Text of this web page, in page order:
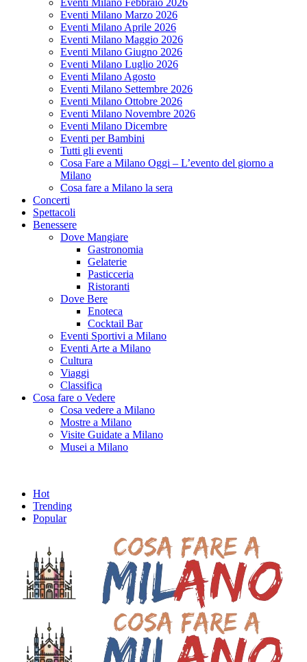
Eventi Milano Febbraio 2026
Eventi Milano Marzo 2026
Eventi Milano Aprile 2026
Eventi Milano Maggio 2026
Eventi Milano Giugno 2026
Eventi Milano Luglio 2026
Eventi Milano Agosto
Eventi Milano Settembre 2026
Eventi Milano Ottobre 2026
Eventi Milano Novembre 2026
Eventi Milano Dicembre
Eventi per Bambini
Tutti gli eventi
Cosa Fare a Milano Oggi – L’evento del giorno a
Milano
Cosa fare a Milano la sera
Concerti
Spettacoli
Benessere
Dove Mangiare
Gastronomia
Gelaterie
Pasticceria
Ristoranti
Dove Bere
Enoteca
Cocktail Bar
Eventi Sportivi a Milano
Eventi Arte a Milano
Cultura
Viaggi
Classifica
Cosa fare o Vedere
Cosa vedere a Milano
Mostre a Milano
Visite Guidate a Milano
Musei a Milano
Hot
Trending
Popular